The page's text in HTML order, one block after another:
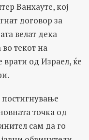
Ванхауте, кој
договор за
велат дека
текот на
врати од Израел, ќе
точка од
сам да го